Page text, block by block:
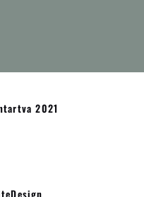
2021